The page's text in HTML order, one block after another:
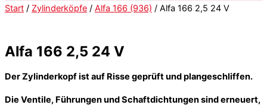
Start / Zylinderköpfe / Alfa 166 (936) / Alfa 166 2,5 24 V
Alfa 166 2,5 24 V
Der Zylinderkopf ist auf Risse geprüft und plangeschliffen.
Die Ventile, Führungen und Schaftdichtungen sind erneuert,